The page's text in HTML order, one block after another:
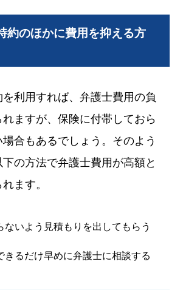
約のほかに費用を抑える方
利用すれば、弁護士費用の負
ますが、保険に付帯しておら
合もあるでしょう。そのよう
の方法で弁護士費用が高額と
ます。
ないよう見積もりを出してもらう
きるだけ早めに弁護士に相談する